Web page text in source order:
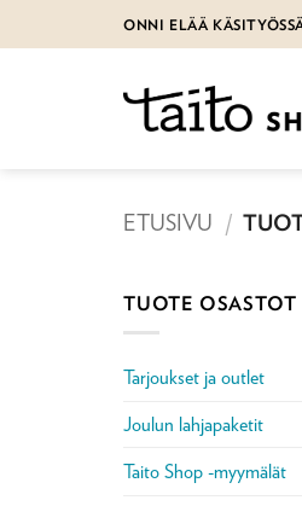
to
ONNI ELÄÄ
ETUSIVU /
TUOTE OSASTOT
Tarjoukset ja outlet
Joulun lahjapaketit
Taito Shop -myymälät